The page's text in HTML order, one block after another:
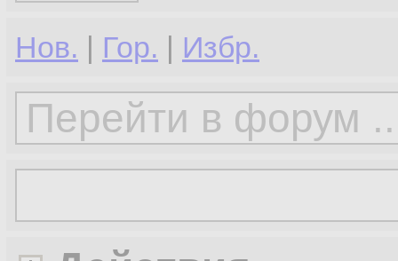
Нов. | Гор. | Избр.